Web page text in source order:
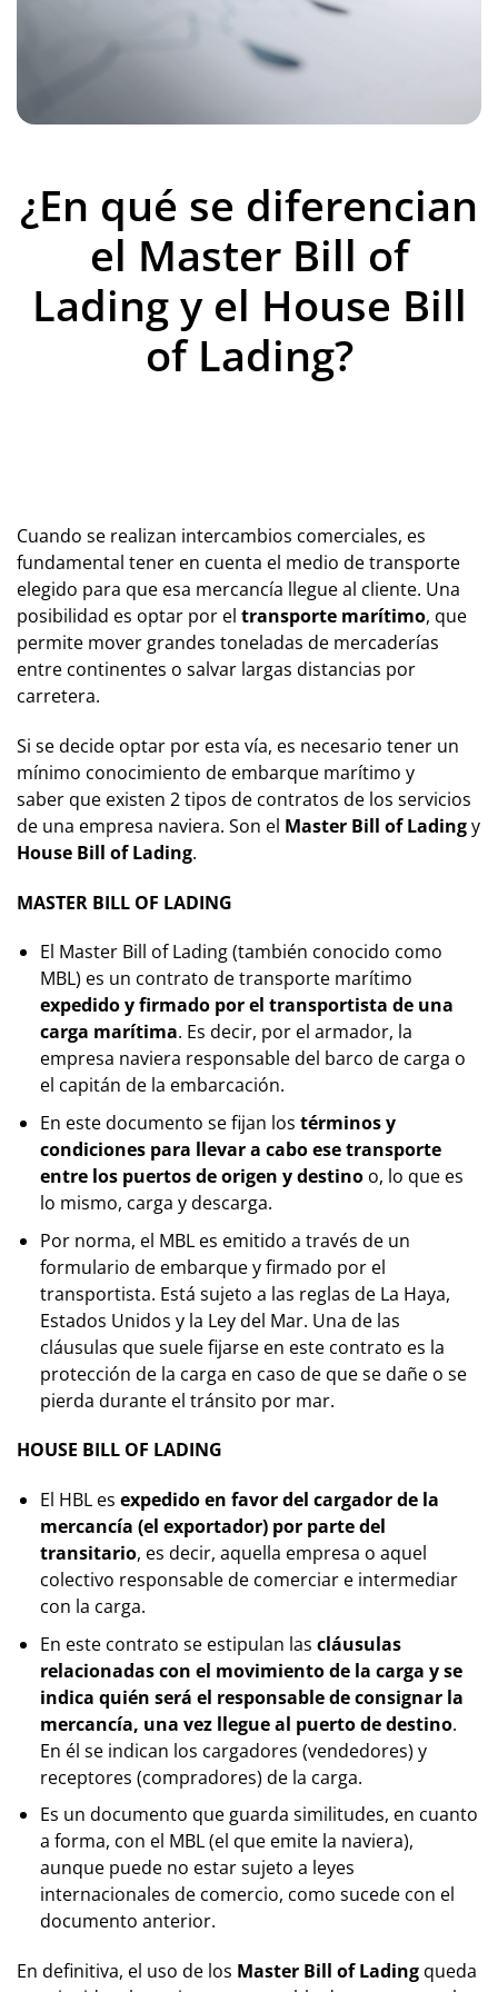
¿En qué se diferencian
el Master Bill of
Lading y el House Bill
of Lading?
Cuando se realizan intercambios comerciales, es
fundamental tener en cuenta el medio de transporte
elegido para que esa mercancía llegue al cliente. Una
posibilidad es optar por el transporte marítimo, que
permite mover grandes toneladas de mercaderías
entre continentes o salvar largas distancias por
carretera.
Si se decide optar por esta vía, es necesario tener un
mínimo conocimiento de embarque marítimo y
saber que existen 2 tipos de contratos de los servicios
de una empresa naviera. Son el Master Bill of Ladingy
House Bill of Lading.
MASTER BILL OF LADING
El Master Bill of Lading (también conocido como
MBL) es un contrato de transporte marítimo
expedido y firmado por el transportista de una
carga marítima. Es decir, por el armador, la
empresa naviera responsable del barco de carga o
el capitán de la embarcación.
En este documento se fijan los términos y
condiciones para llevar a cabo ese transporte
entre los puertos de origen y destinoo, lo que es
lo mismo, carga y descarga.
Por norma, el MBL es emitido a través de un
formulario de embarque y firmado por el
transportista. Está sujeto a las reglas de La Haya,
Estados Unidos y la Ley del Mar. Una de las
cláusulas que suele fijarse en este contrato es la
protección de la carga en caso de que se dañe o se
pierda durante el tránsito por mar.
HOUSE BILL OF LADING
El HBL es expedido en favor del cargador de la
mercancía (el exportador) por parte del
transitario, es decir, aquella empresa o aquel
colectivo responsable de comerciar e intermediar
con la carga.
En este contrato se estipulan las cláusulas
relacionadas con el movimiento de la carga y se
indica quién será el responsable de consignar la
mercancía, una vez llegue al puerto de destino.
En él se indican los cargadores (vendedores) y
receptores (compradores) de la carga.
Es un documento que guarda similitudes, en cuanto
a forma, con el MBL (el que emite la naviera),
aunque puede no estar sujeto a leyes
internacionales de comercio, como sucede con el
documento anterior.
En definitiva, el uso de los Master Bill of Lading queda